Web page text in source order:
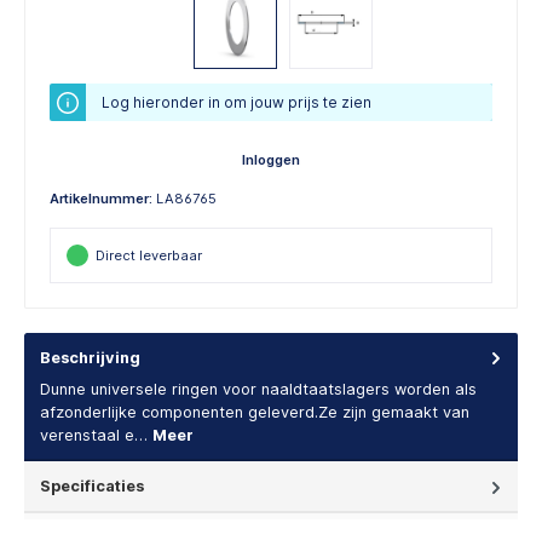
Log hieronder in om jouw prijs te zien
Inloggen
Artikelnummer: LA86765
Direct leverbaar
Beschrijving
Dunne universele ringen voor naaldtaatslagers worden als
afzonderlijke componenten geleverd.Ze zijn gemaakt van
verenstaal e… Meer
Specificaties